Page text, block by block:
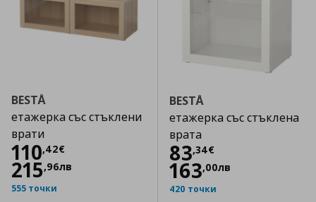
BESTÅ
етажерка със стъклени
врати
110,42€
Цена
215,96лв
555 точки
BESTÅ
етажерка със стъклена
врата
83,34€
Цена
163,00лв
420 точки